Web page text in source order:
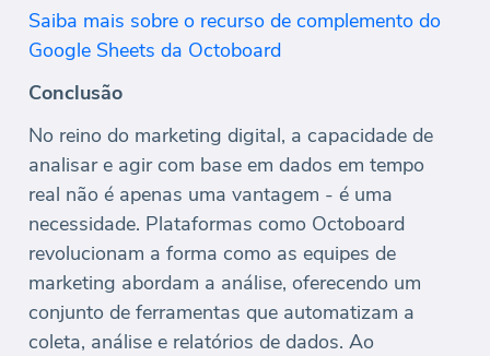
Saiba mais sobre o recurso de complemento do
Google Sheets da Octoboard
Conclusão
No reino do marketing digital, a capacidade de
analisar e agir com base em dados em tempo
real não é apenas uma vantagem - é uma
necessidade. Plataformas como Octoboard
revolucionam a forma como as equipes de
marketing abordam a análise, oferecendo um
conjunto de ferramentas que automatizam a
coleta, análise e relatórios de dados. Ao